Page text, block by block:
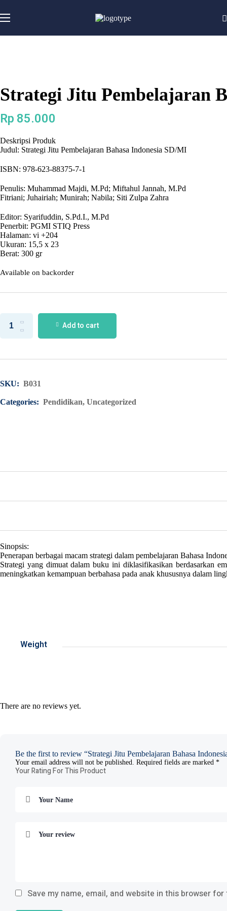
Strategi Jitu Pembelajaran
Rp 85.000
Deskripsi Produk
Judul: Strategi Jitu Pembelajaran Bahasa Indonesia SD/MI
ISBN: 978-623-88375-7-1
Penulis: Muhammad Majdi, M.Pd; Miftahul Jannah, M.Pd
Fitriani; Juhairiah; Munirah; Nabila; Siti Zulpa Zahra
Editor: Syarifuddin, S.Pd.I., M.Pd
Penerbit: PGMI STIQ Press
Halaman: vi +204
Ukuran: 15,5 x 23
Berat: 300 gr
SKU: B031
Categories: Pendidikan, Uncategorized
Available on backorder
Add to cart
Sinopsis:
Penerapan berbagai macam strategi dalam pembelajaran Bahasa
Strategi yang dimuat dalam buku ini diklasifikasikan berdasarkan
meningkatkan kemampuan berbahasa pada anak khususnya dalam
Weight
There are no reviews yet.
Be the first to review “Strategi Jitu Pembelajaran Bahasa
Your email address will not be published. Required fields are marked *
Save my name, email, and website in this browser
Your Rating For This Product